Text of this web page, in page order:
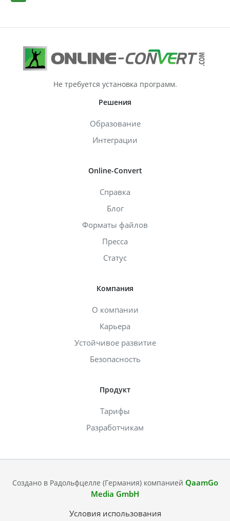
Не требуется установка программ.
Решения
Образование
Интеграции
Online-Convert
Справка
Блог
Форматы файлов
Пресса
Статус
Компания
О компании
Карьера
Устойчивое развитие
Безопасность
Продукт
Тарифы
Разработчикам
Создано в Радольфцелле (Германия) компанией QaamGo
Media GmbH
Условия использования